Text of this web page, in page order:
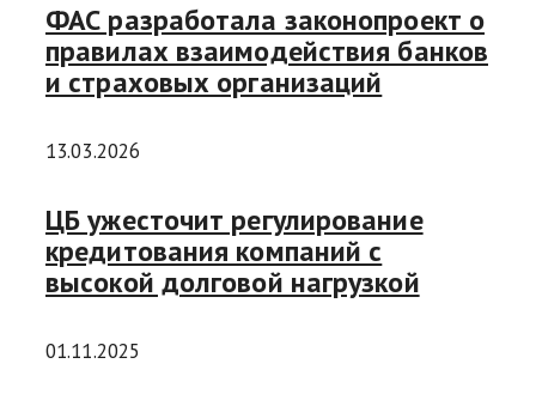
ФАС разработала законопроект о
правилах взаимодействия банков
и страховых организаций
13.03.2026
ЦБ ужесточит регулирование
кредитования компаний с
высокой долговой нагрузкой
01.11.2025